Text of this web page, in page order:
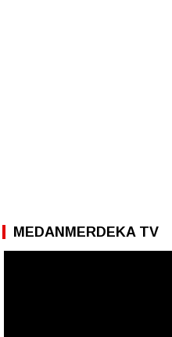
MEDANMERDEKA TV